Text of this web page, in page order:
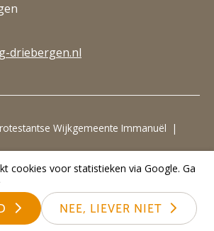
driebergen.nl
Wijkgemeente Immanuël |
Webheld.nl
cookies voor statistieken via Google. Ga
NEE, LIEVER NIET